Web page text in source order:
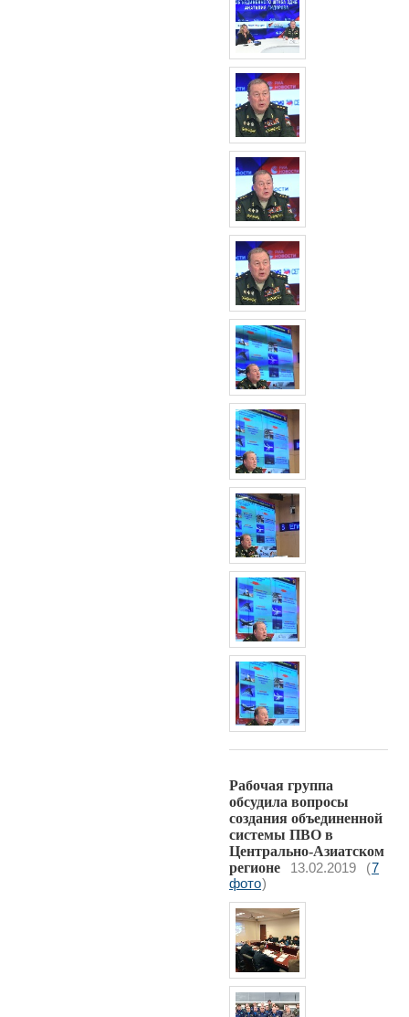
Рабочая группа
обсудила вопросы
создания объединенной
системы ПВО в
Центрально-Азиатском
регионе
13.02.2019 (7
фото)